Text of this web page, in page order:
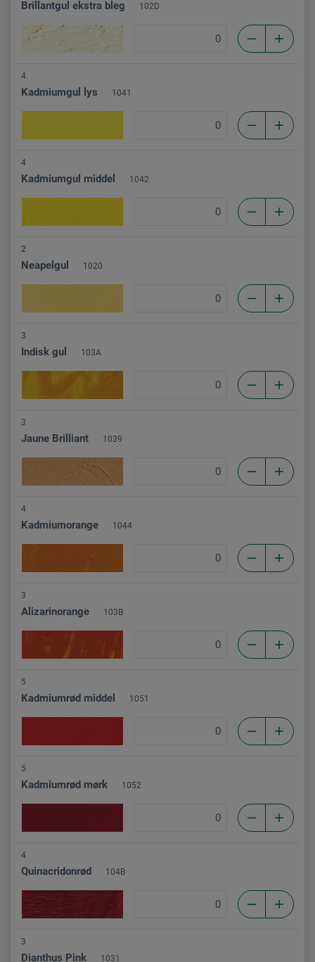
Brillantgul ekstra bleg 102D
4
Kadmiumgul lys 1041
4
Kadmiumgul middel 1042
2
Neapelgul 1020
3
Indisk gul 103A
3
Jaune Brilliant 1039
4
Kadmiumorange 1044
3
Alizarinorange 103B
5
Kadmiumrød middel 1051
5
Kadmiumrød mørk 1052
4
Quinacridonrød 104B
3
Dianthus Pink 1031